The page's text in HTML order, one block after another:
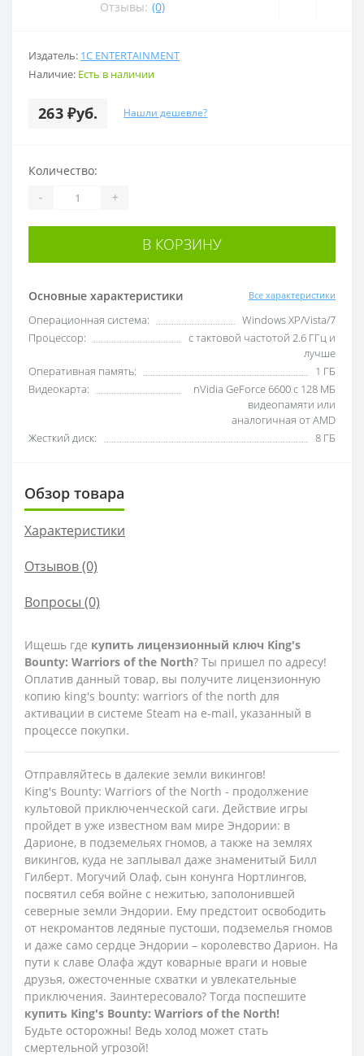
Отзывы: (0)
Издатель: 1C ENTERTAINMENT
Наличие: Есть в наличии
263 ₽уб. Нашли дешевле?
Основные характеристики Все характеристики
Операционная система:
Windows XP/Vista/7
Процессор:
с тактовой частотой 2.6 ГГц и
лучше
Оперативная память:
1 ГБ
Видеокарта:
nVidia GeForce 6600 с 128 МБ
видеопамяти или
аналогичная от AMD
Жесткий диск:
8 ГБ
Количество:
- +
В КОРЗИНУ
Обзор товара
Характеристики
Отзывов (0)
Вопросы (0)
Ищешь где купить лицензионный ключ King's
Bounty: Warriors of the North? Ты пришел по адресу!
Оплатив данный товар, вы получите лицензионную
копию king's bounty: warriors of the north для
активации в системе Steam на e-mail, указанный в
процессе покупки.
Отправляйтесь в далекие земли викингов!
King's Bounty: Warriors of the North - продолжение
культовой приключенческой саги. Действие игры
пройдет в уже известном вам мире Эндории: в
Дарионе, в подземельях гномов, а также на землях
викингов, куда не заплывал даже знаменитый Билл
Гилберт. Могучий Олаф, сын конунга Нортлингов,
посвятил себя войне с нежитью, заполонившей
северные земли Эндории. Ему предстоит освободить
от некромантов ледяные пустоши, подземелья гномов
и даже само сердце Эндории – королевство Дарион. На
пути к славе Олафа ждут коварные враги и новые
друзья, ожесточенные схватки и увлекательные
приключения. Заинтересовало? Тогда поспешите
купить King's Bounty: Warriors of the North!
Будьте осторожны! Ведь холод может стать
смертельной угрозой!